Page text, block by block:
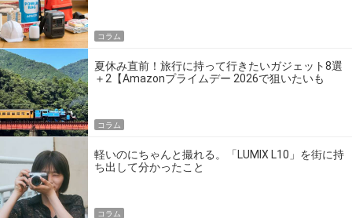
コラム
夏休み直前！旅行に持って行きたいガジェット8選
＋2【Amazonプライムデー 2026で狙いたいも
コラム
軽いのにちゃんと撮れる。「LUMIX L10」を街に持
ち出して分かったこと
コラム